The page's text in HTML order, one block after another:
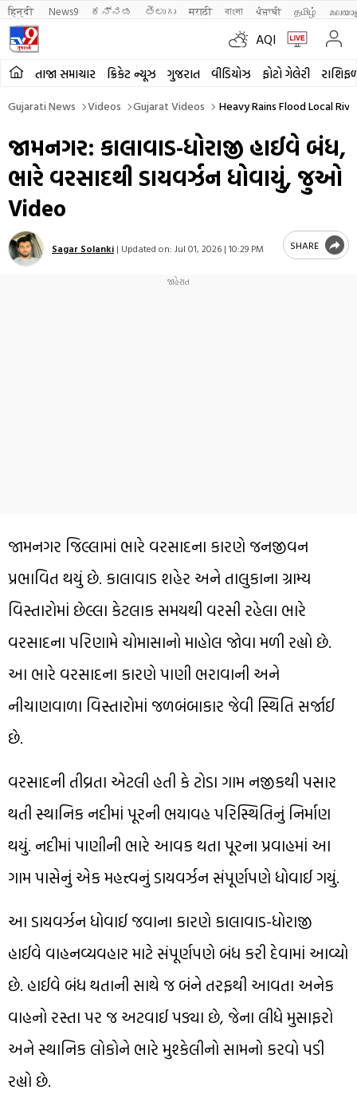
हिन्दी News9 ಕನ್ನಡ తెలుగు मराठी বাংলা ਪੰਜਾਬੀ தமிழ்
AQI
તાજા સમાચાર ક્રિકેટ ન્યૂઝ ગુજરાત વીડિયોઝ ફોટો ગેલેરી
Gujarati News Videos Gujarat Videos Heavy Rains Flood Local
જામનગર: કાલાવાડ-ધોરાજી હાઈવે બંધ,
ભારે વરસાદથી ડાયવર્ઝન ધોવાયું, જુઓ
Video
Sagar Solanki | Updated on: Jul 01, 2026 | 10:29 PM SHARE
જામનગર જિલ્લામાં ભારે વરસાદના કારણે જનજીવન
પ્રભાવિત થયું છે. કાલાવાડ શહેર અને તાલુકાના ગ્રામ્ય
વિસ્તારોમાં છેલ્લા કેટલાક સમયથી વરસી રહેલા ભારે
વરસાદના પરિણામે ચોમાસાનો માહોલ જોવા મળી રહ્યો છે.
આ ભારે વરસાદના કારણે પાણી ભરાવાની અને
નીચાણવાળા વિસ્તારોમાં જળબંબાકાર જેવી સ્થિતિ સર્જાઈ
છે.
વરસાદની તીવ્રતા એટલી હતી કે ટોડા ગામ નજીકથી પસાર
થતી સ્થાનિક નદીમાં પૂરની ભયાવહ પરિસ્થિતિનું નિર્માણ
થયું. નદીમાં પાણીની ભારે આવક થતા પૂરના પ્રવાહમાં આ
ગામ પાસેનું એક મહત્ત્વનું ડાયવર્ઝન સંપૂર્ણપણે ધોવાઈ ગયું.
આ ડાયવર્ઝન ધોવાઈ જવાના કારણે કાલાવાડ-ધોરાજી
હાઈવે વાહનવ્યવહાર માટે સંપૂર્ણપણે બંધ કરી દેવામાં આવ્યો
છે. હાઈવે બંધ થતાની સાથે જ બંને તરફથી આવતા અનેક
વાહનો રસ્તા પર જ અટવાઈ પડ્યા છે, જેના લીધે મુસાફરો
અને સ્થાનિક લોકોને ભારે મુશ્કેલીનો સામનો કરવો પડી
રહ્યો છે.